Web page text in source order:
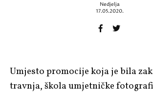
Nedjelja
17.05.2020.
Umjesto promocije koja je bila
travnja, škola umjetničke